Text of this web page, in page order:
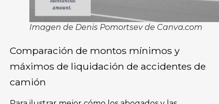
Imagen de Denis Pomortsev de Canva.com
Comparación de montos mínimos y
máximos de liquidación de accidentes de
camión